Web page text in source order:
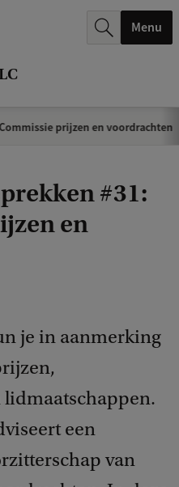
Menu
prijzen en voordrachten
#31:
en
je in aanmerking
een
van